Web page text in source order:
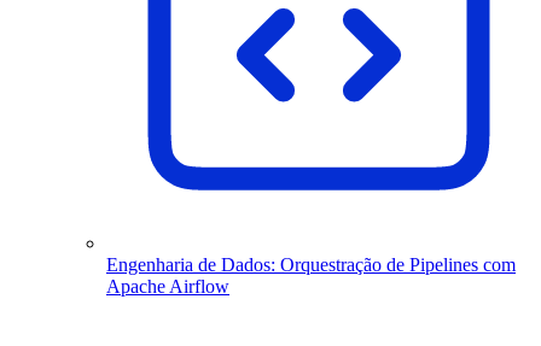
Engenharia de Dados: Orquestração de Pipelines com
Apache Airflow